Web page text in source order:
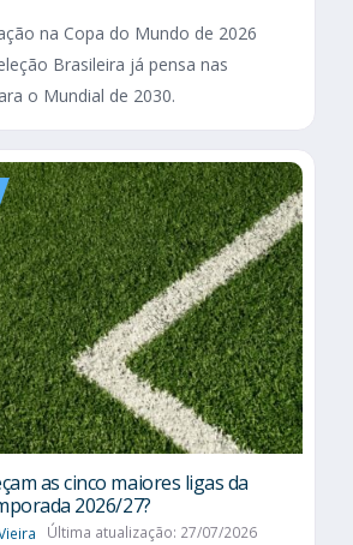
na Copa do Mundo de 2026
Brasileira já pensa nas
o Mundial de 2030.
as cinco maiores ligas da
2026/27?
Última atualização: 27/07/2026